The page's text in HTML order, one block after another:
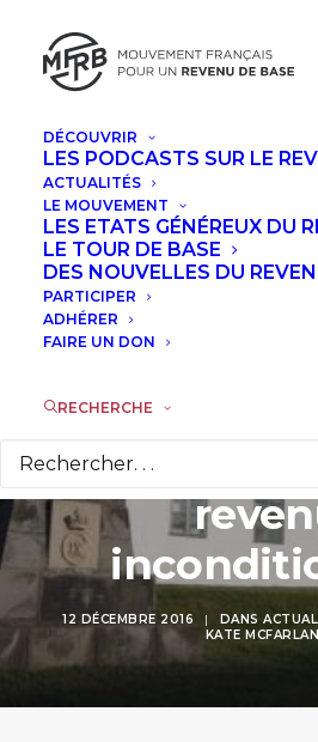
DÉCOUVRIR
LES PODCASTS SUR LE
ACTUALITÉS
LE MOUVEMENT
LES ETATS GÉNÉREUX DU
LE TOUR DE BASE
DES NOUVELLES DU
PARTICIPER
ADHÉRER
FAIRE UN DON
RECHERCHE
Islande :
Pirate,
soutient
12 DÉCEMBRE 2016 | DANS
KATE